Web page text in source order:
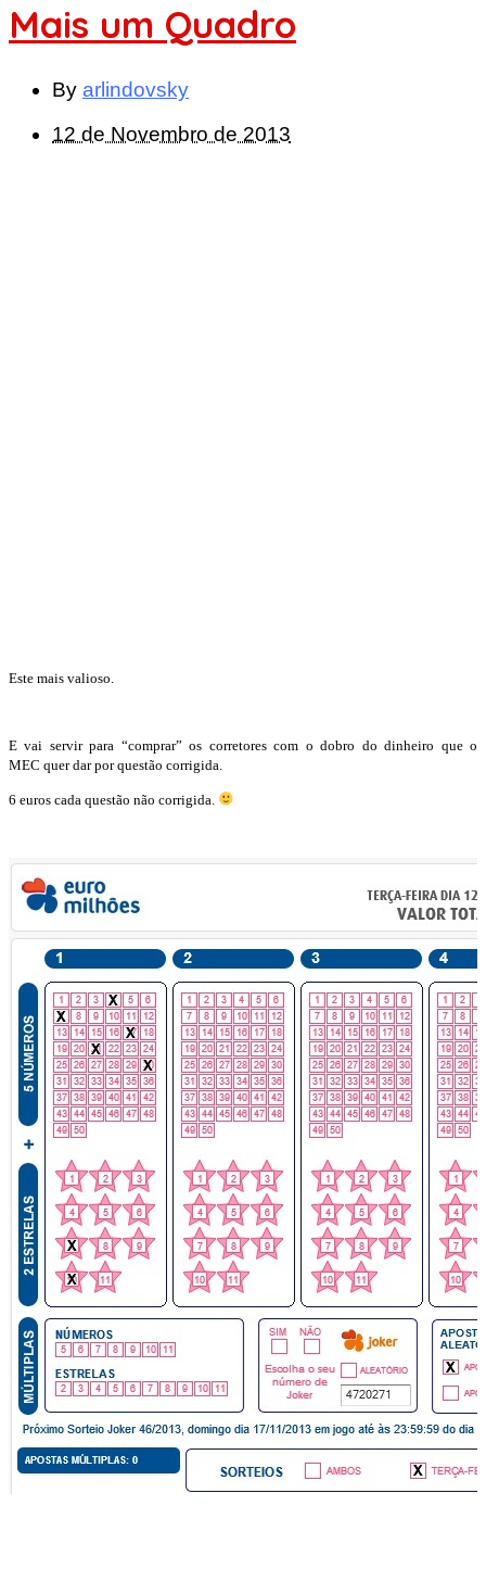
Mais um Quadro
By arlindovsky
12 de Novembro de 2013
Este mais valioso.
E vai servir para “comprar” os corretores com o dobro do dinheiro que o
MEC quer dar por questão corrigida.
6 euros cada questão não corrigida.